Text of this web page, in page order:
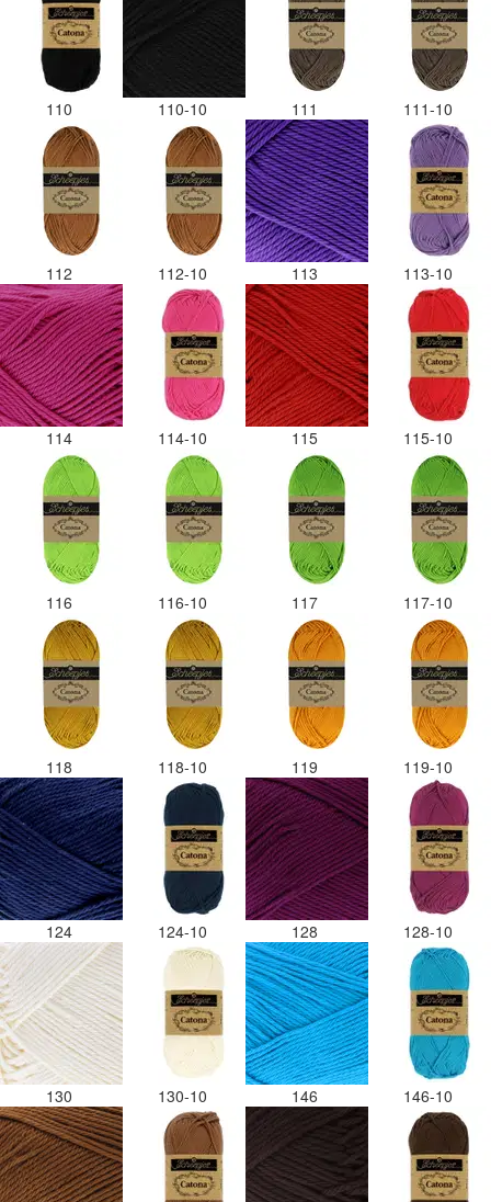
110 110-10 111 111-10
112 112-10 113 113-10
114 114-10 115 115-10
116 116-10 117 117-10
118 118-10 119 119-10
124 124-10 128 128-10
130 130-10 146 146-10